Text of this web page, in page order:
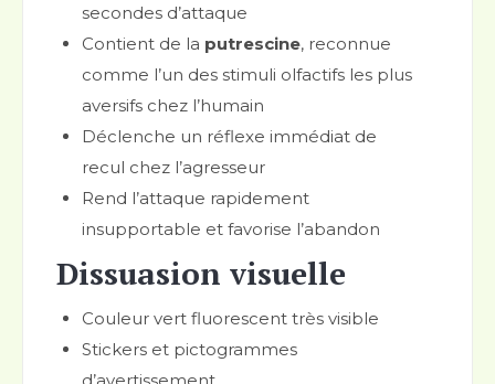
secondes d’attaque
Contient de la putrescine, reconnue
comme l’un des stimuli olfactifs les plus
aversifs chez l’humain
Déclenche un réflexe immédiat de
recul chez l’agresseur
Rend l’attaque rapidement
insupportable et favorise l’abandon
Dissuasion visuelle
Couleur vert fluorescent très visible
Stickers et pictogrammes